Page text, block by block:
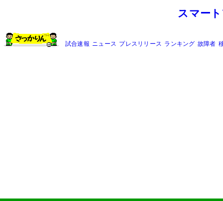
スマー
試合速報 ニュース プレスリリース ランキング 故障者